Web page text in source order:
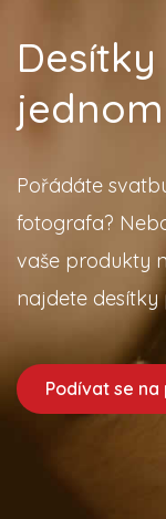
Pořádáte
fotografa?
vaše produkty
najdete desítky
Podívat se